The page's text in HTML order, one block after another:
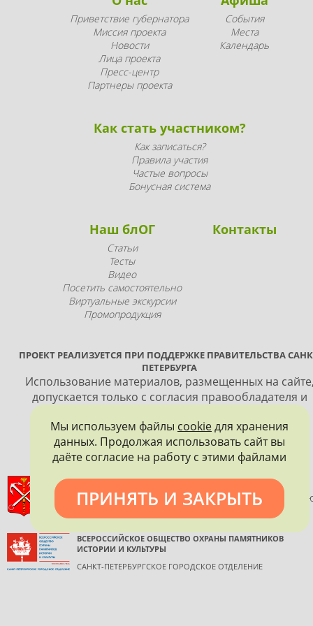
Приветствие губернатора
Миссия проекта
Новости
Лица проекта
Пресс-центр
Партнеры проекта
События
Места
Календарь
Как стать участником?
Как записаться?
Правила участия
Частые вопросы
Бонусная система
Наш блОГ
Статьи
Тесты
Видео
Посетить самостоятельно
Виртуальные экскурсии
Промопродукция
Контакты
ПРОЕКТ РЕАЛИЗУЕТСЯ ПРИ ПОДДЕРЖКЕ ПРАВИТЕЛЬСТВА
ПЕТЕРБУРГА
Использование материалов, размещенных на
допускается только с согласия правообладателя и
обязательной ссылкой на источник информации.
ПРАВИТЕЛЬСТВО САНКТ-ПЕТЕРБУРГА
КОМИТЕТ ПО ГОСУДАРСТВЕННОМУ КОНТРОЛЮ,
И ОХРАНЕ ПАМЯТНИКОВ ИСТОРИИ И КУЛЬТУРЫ
ВСЕРОССИЙСКОЕ ОБЩЕСТВО ОХРАНЫ ПАМЯТНИКОВ
ИСТОРИИ И КУЛЬТУРЫ
САНКТ-ПЕТЕРБУРГСКОЕ ГОРОДСКОЕ ОТДЕЛЕНИЕ
Мы используем файлы cookieдля хранения
данных. Продолжая использовать сайт вы
даёте согласие на работу с этими файлами
ПРИНЯТЬ И ЗАКРЫТЬ